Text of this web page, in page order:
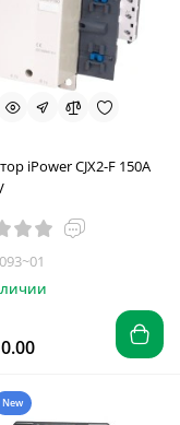
iPower CJX2-F 150A
New